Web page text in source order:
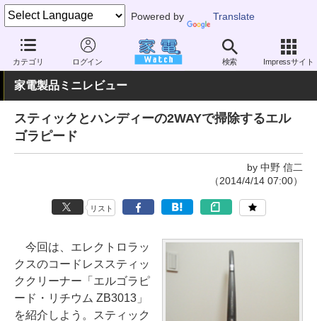
Powered by Translate
カテゴリ ログイン 検索 Impressサイト
家電 Watch 生活家電 掃除機 スティック型
家電製品ミニレビュー
スティックとハンディーの2WAYで掃除するエル
ゴラピード
by 中野 信二
（2014/4/14 07:00）
リスト
今回は、エレクトロラッ
クスのコードレススティッ
ククリーナー「エルゴラピ
ード・リチウム ZB3013」
を紹介しよう。スティック